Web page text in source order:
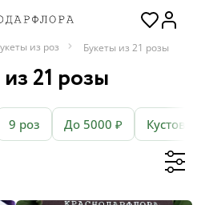
из роз Букеты из 21 розы
21 розы
9 роз До 5000 ₽